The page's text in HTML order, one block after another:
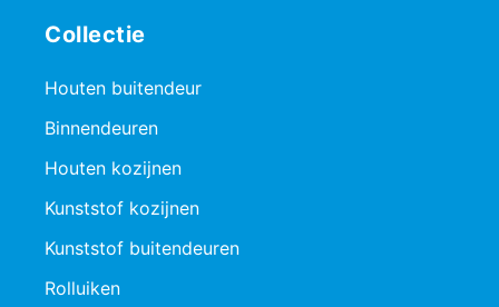
Collectie
Houten buitendeur
Binnendeuren
Houten kozijnen
Kunststof kozijnen
Kunststof buitendeuren
Rolluiken